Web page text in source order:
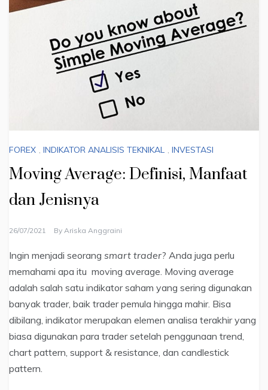
FOREX , INDIKATOR ANALISIS TEKNIKAL , INVESTASI
Moving Average: Definisi, Manfaat
dan Jenisnya
26/07/2021 By Ariska Anggraini
Ingin menjadi seorang smart trader? Anda juga perlu
memahami apa itu moving average. Moving average
adalah salah satu indikator saham yang sering digunakan
banyak trader, baik trader pemula hingga mahir. Bisa
dibilang, indikator merupakan elemen analisa terakhir yang
biasa digunakan para trader setelah penggunaan trend,
chart pattern, support & resistance, dan candlestick
pattern.